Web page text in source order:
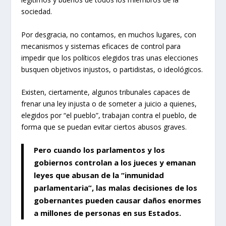
sociedad.
Por desgracia, no contamos, en muchos lugares, con
mecanismos y sistemas eficaces de control para
impedir que los políticos elegidos tras unas elecciones
busquen objetivos injustos, o partidistas, o ideológicos.
Existen, ciertamente, algunos tribunales capaces de
frenar una ley injusta o de someter a juicio a quienes,
elegidos por “el pueblo”, trabajan contra el pueblo, de
forma que se puedan evitar ciertos abusos graves.
Pero cuando los parlamentos y los
gobiernos controlan a los jueces y emanan
leyes que abusan de la “inmunidad
parlamentaria”, las malas decisiones de los
gobernantes pueden causar daños enormes
a millones de personas en sus Estados.